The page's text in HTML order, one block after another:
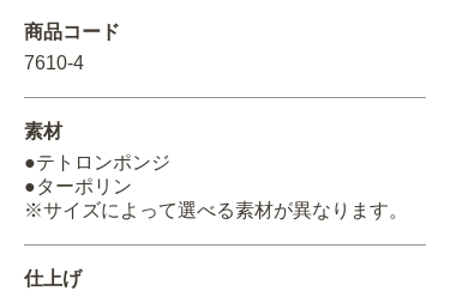
商品コード
7610-4
素材
●テトロンポンジ
●ターポリン
※サイズによって選べる素材が異なります。
仕上げ